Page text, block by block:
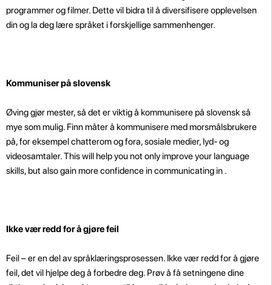
programmer og filmer. Dette vil bidra til å diversifisere opplevelsen
din og la deg lære språket i forskjellige sammenhenger.
Kommuniser på slovensk
Øving gjør mester, så det er viktig å kommunisere på slovensk så
mye som mulig. Finn måter å kommunisere med morsmålsbrukere
på, for eksempel chatterom og fora, sosiale medier, lyd- og
videosamtaler. This will help you not only improve your language
skills, but also gain more confidence in communicating in .
Ikke vær redd for å gjøre feil
Feil – er en del av språklæringsprosessen. Ikke vær redd for å gjøre
feil, det vil hjelpe deg å forbedre deg. Prøv å få setningene dine